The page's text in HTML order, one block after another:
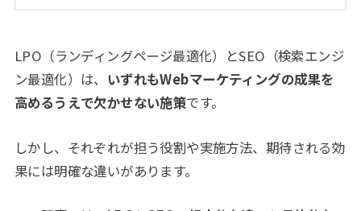
LPO（ランディングページ最適化）とSEO（検索エンジ
ン最適化）は、 いずれもWebマーケティングの成果を
高めるうえで欠かせない施策です。
しかし、それぞれが担う役割や実施方法、期待される効
果には明確な違いがあります。